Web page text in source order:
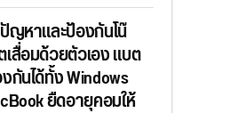
ญหาและป้องกันโน๊
สื่อมด้วยตัวเอง แบต
กันได้ทั้ง Windows
ยืดอายุคอมให้